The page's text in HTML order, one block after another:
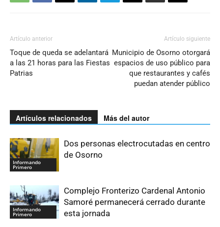
Artículo anterior
Toque de queda se adelantará
a las 21 horas para las Fiestas
Patrias
Artículo siguiente
Municipio de Osorno otorgará
espacios de uso público para
que restaurantes y cafés
puedan atender público
Artículos relacionados Más del autor
Informando
Primero
Dos personas electrocutadas en centro
de Osorno
Informando
Primero
Complejo Fronterizo Cardenal Antonio
Samoré permanecerá cerrado durante
esta jornada